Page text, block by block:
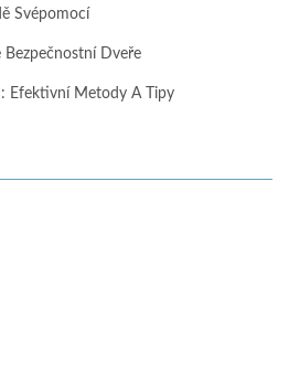
Svépomocí
Dveře
Efektivní Metody A Tipy